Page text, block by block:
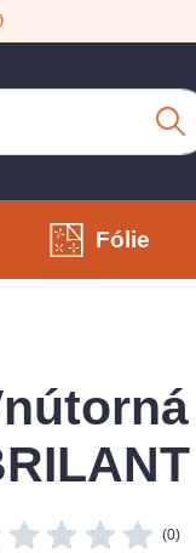
Fólie
(0)